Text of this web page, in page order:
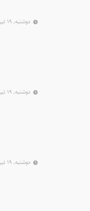
دوشنبه, ۱۹ تیر
دوشنبه, ۱۹ تیر
دوشنبه, ۱۹ تیر